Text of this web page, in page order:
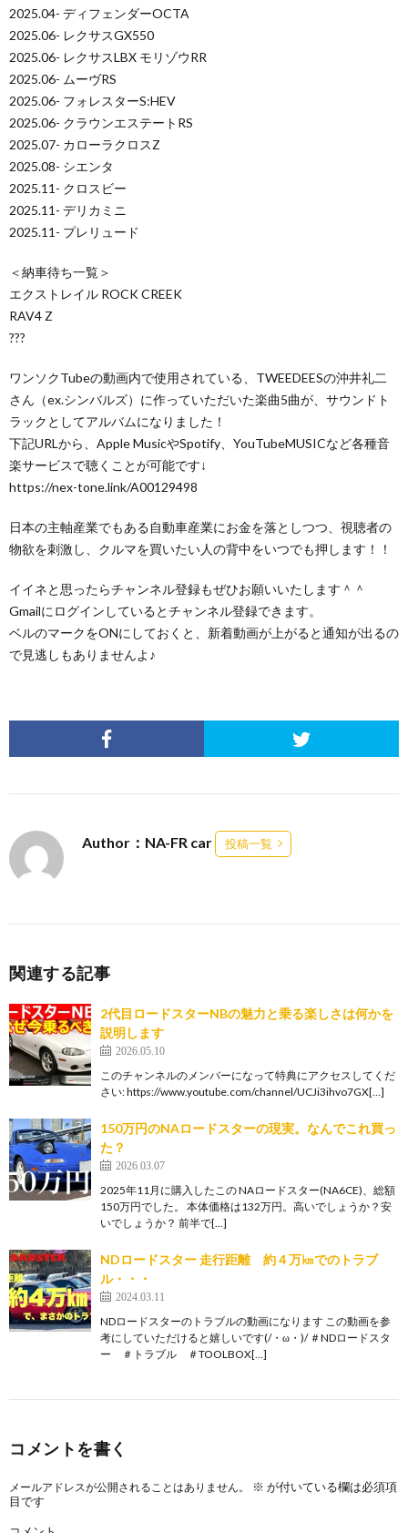
2025.04- ディフェンダーOCTA
2025.06- レクサスGX550
2025.06- レクサスLBX モリゾウRR
2025.06- ムーヴRS
2025.06- フォレスターS:HEV
2025.06- クラウンエステートRS
2025.07- カローラクロスZ
2025.08- シエンタ
2025.11- クロスビー
2025.11- デリカミニ
2025.11- プレリュード
＜納車待ち一覧＞
エクストレイル ROCK CREEK
RAV4 Z
???
ワンソクTubeの動画内で使用されている、TWEEDEESの沖井礼二
さん（ex.シンバルズ）に作っていただいた楽曲5曲が、サウンドト
ラックとしてアルバムになりました！
下記URLから、Apple MusicやSpotify、YouTubeMUSICなど各種音
楽サービスで聴くことが可能です↓
https://nex-tone.link/A00129498
日本の主軸産業でもある自動車産業にお金を落としつつ、視聴者の
物欲を刺激し、クルマを買いたい人の背中をいつでも押します！！
イイネと思ったらチャンネル登録もぜひお願いいたします＾＾
Gmailにログインしているとチャンネル登録できます。
ベルのマークをONにしておくと、新着動画が上がると通知が出るの
で見逃しもありませんよ♪
Author：NA-FR car 投稿一覧
関連する記事
2代目ロードスターNBの魅力と乗る楽しさは何かを
説明します
2026.05.10
このチャンネルのメンバーになって特典にアクセスしてくだ
さい: https://www.youtube.com/channel/UCJi3ihvo7GX[…]
150万円のNAロードスターの現実。なんでこれ買っ
た？
2026.03.07
2025年11月に購入したこの NAロードスター(NA6CE)、総額
150万円でした。 本体価格は132万円。高いでしょうか？安
いでしょうか？ 前半で[…]
NDロードスター 走行距離 約４万㎞でのトラブ
ル・・・
2024.03.11
NDロードスターのトラブルの動画になります この動画を参
考にしていただけると嬉しいです(/・ω・)/ ＃NDロードスタ
ー ＃トラブル ＃TOOLBOX[…]
コメントを書く
メールアドレスが公開されることはありません。 ※ が付いている欄は必須項
目です